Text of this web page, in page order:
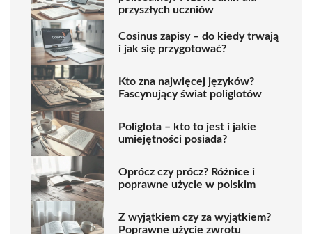
przyszłych uczniów
Cosinus zapisy – do kiedy trwają
i jak się przygotować?
Kto zna najwięcej języków?
Fascynujący świat poliglotów
Poliglota – kto to jest i jakie
umiejętności posiada?
Oprócz czy prócz? Różnice i
poprawne użycie w polskim
Z wyjątkiem czy za wyjątkiem?
Poprawne użycie zwrotu